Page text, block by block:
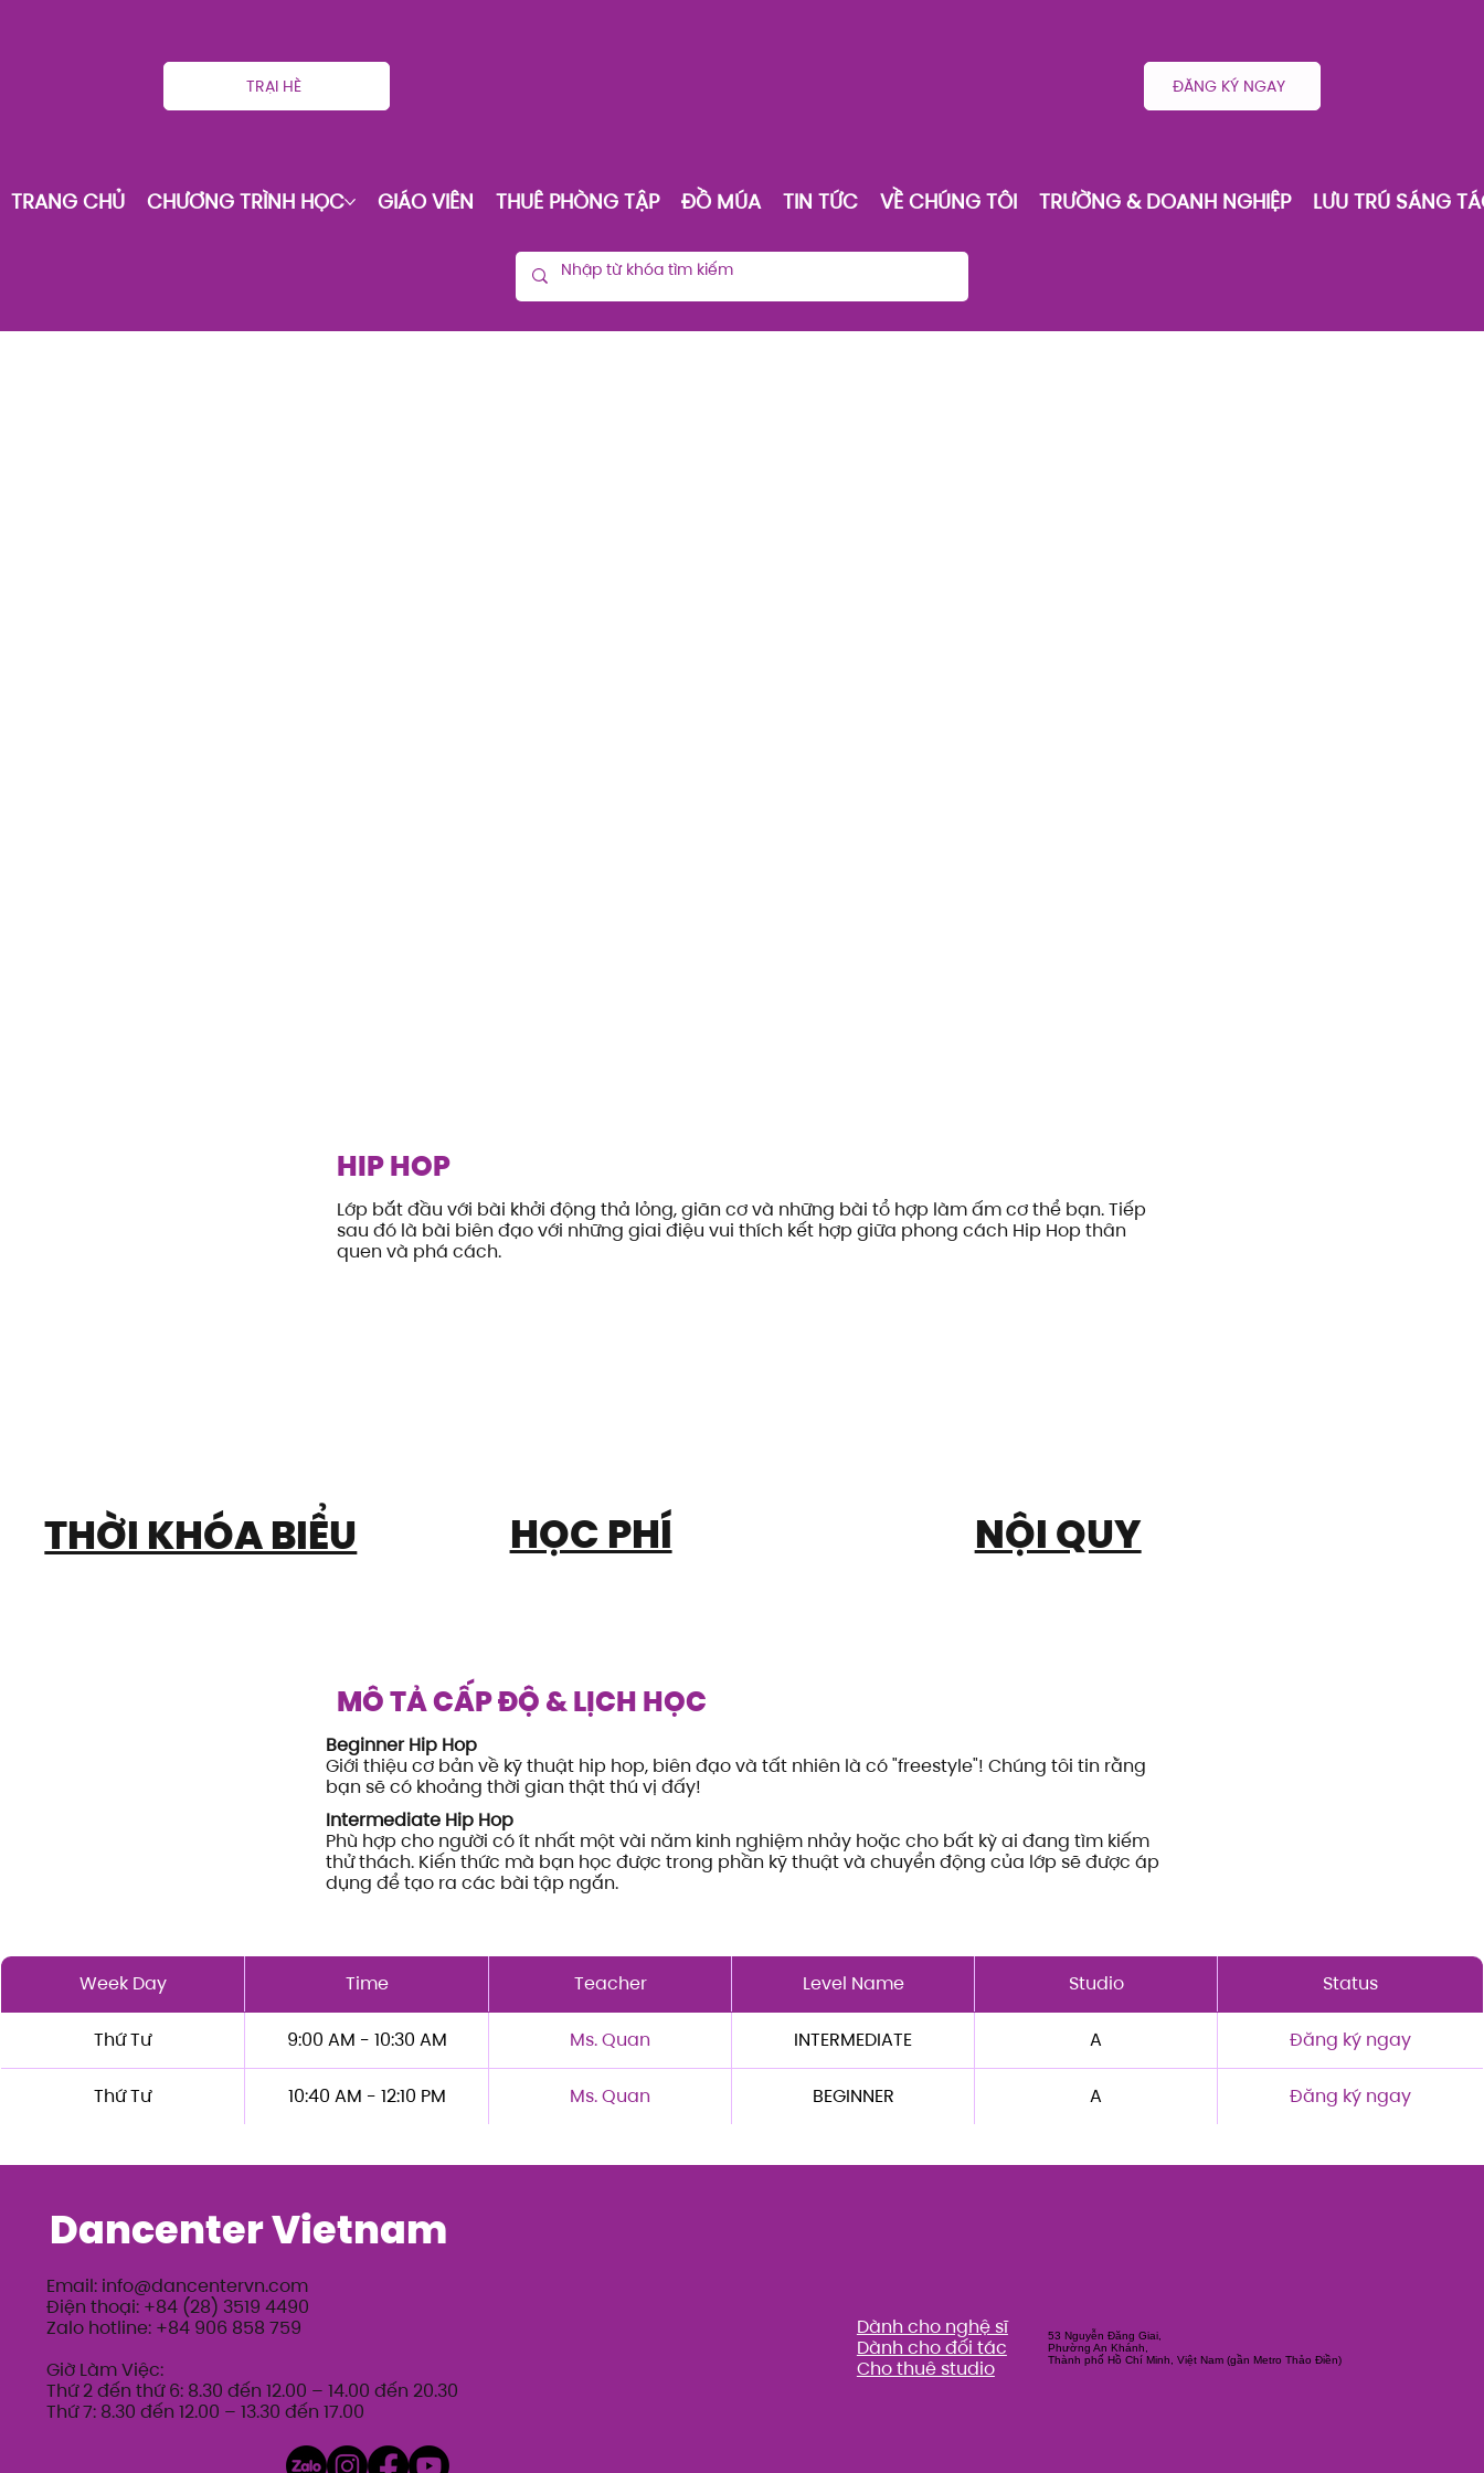
TRẠI HÈ ĐĂNG KÝ NGAY
TRANG CHỦ CHƯƠNG TRÌNH HỌC GIÁO VIÊN THUÊ PHÒNG TẬP ĐỒ MÚA TIN TỨC VỀ CHÚNG TÔI TRƯỜNG & DOANH NGHIỆP LƯU TRÚ SÁNG
HIP HOP
Lớp bắt đầu với bài khởi động thả lỏng, giãn cơ và những bài tổ hợp làm ấm cơ thể bạn. Tiếp
sau đó là bài biên đạo với những giai điệu vui thích kết hợp giữa phong cách Hip Hop thân
quen và phá cách.
THỜI KHÓA BIỂU HỌC PHÍ NỘI QUY
MÔ TẢ CẤP ĐỘ & LỊCH HỌC
Beginner Hip Hop
Giới thiệu cơ bản về kỹ thuật hip hop, biên đạo và tất nhiên là có "freestyle"! Chúng tôi tin rằng
bạn sẽ có khoảng thời gian thật thú vị đấy!
Intermediate Hip Hop
Phù hợp cho người có ít nhất một vài năm kinh nghiệm nhảy hoặc cho bất kỳ ai đang tìm kiếm
thử thách. Kiến thức mà bạn học được trong phần kỹ thuật và chuyển động của lớp sẽ được áp
dụng để tạo ra các bài tập ngắn.
Week Day Time Teacher Level Name Studio Status
Thứ Tư 9:00 AM - 10:30 AM Ms. Quan INTERMEDIATE A Đăng ký ngay
Thứ Tư 10:40 AM - 12:10 PM Ms. Quan BEGINNER A Đăng ký ngay
Dancenter Vietnam
Email: info@dancentervn.com
Điện thoại: +84 (28) 3519 4490
Zalo hotline: +84 906 858 759
Giờ Làm Việc:
Thứ 2 đến thứ 6: 8.30 đến 12.00 – 14.00 đến 20.30
Thứ 7: 8.30 đến 12.00 – 13.30 đến 17.00
Dành cho nghệ sĩ
Dành cho đối tác
Cho thuê studio
53 Nguyễn Đăng Giai,
Phường An Khánh,
Thành phố Hồ Chí Minh, Việt Nam (gần Metro Thảo Điền)